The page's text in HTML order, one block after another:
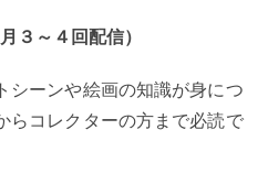
３～４回配信）
ーンや絵画の知識が身につ
らコレクターの方まで必読で